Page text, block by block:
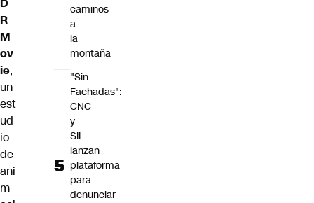
D
R
M
ov
ie,
un
est
ud
io
de
ani
m
caminos
a
la
montaña
"Sin
Fachadas":
CNC
y
SII
lanzan
plataforma
para
denunciar